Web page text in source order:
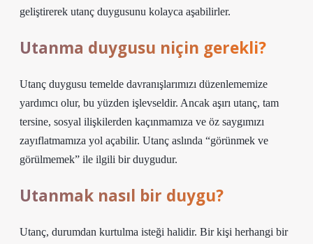
geliştirerek utanç duygusunu kolayca aşabilirler.
Utanma duygusu niçin gerekli?
Utanç duygusu temelde davranışlarımızı düzenlememize
yardımcı olur, bu yüzden işlevseldir. Ancak aşırı utanç, tam
tersine, sosyal ilişkilerden kaçınmamıza ve öz saygımızı
zayıflatmamıza yol açabilir. Utanç aslında “görünmek ve
görülmemek” ile ilgili bir duygudur.
Utanmak nasıl bir duygu?
Utanç, durumdan kurtulma isteği halidir. Bir kişi herhangi bir